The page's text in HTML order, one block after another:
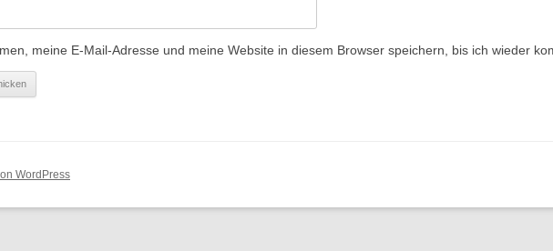
meine E-Mail-Adresse und meine Website in diesem Browser speichern, bis ich wieder
WordPress